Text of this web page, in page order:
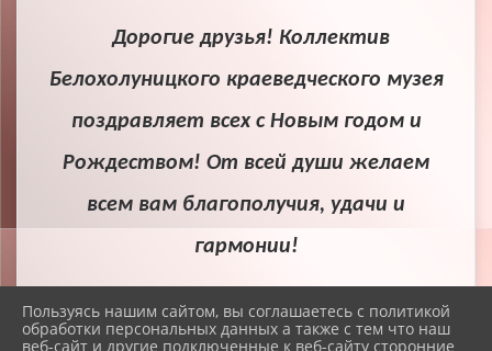
Дорогие друзья! Коллектив
Белохолуницкого краеведческого музея
поздравляет всех с Новым годом и
Рождеством! От всей души желаем
всем вам благополучия, удачи и
гармонии!
Пользуясь нашим сайтом, вы соглашаетесь с политикой
обработки персональных данных а также с тем что наш
веб-сайт и другие подключенные к веб-сайту сторонние